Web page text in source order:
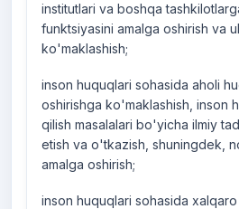
institutlari va boshqa
funktsiyasini amalga oshirish va
ko'maklashish;
inson huquqlari sohasida aholi
oshirishga ko'maklashish, inson
qilish masalalari bo'yicha ilmiy
etish va o'tkazish, shuningdek,
amalga oshirish;
inson huquqlari sohasida